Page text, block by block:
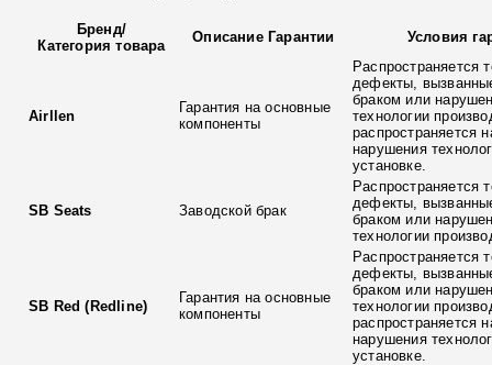
Бренд/
Категория товара
Описание Гарантии Условия
Airllen
Гарантия на основные
компоненты
Распространяется
дефекты,
браком или
технологии
распространяется
нарушения
установке.
SB Seats Заводской брак
Распространяется
дефекты,
браком или
технологии
SB Red (Redline)
Гарантия на основные
компоненты
Распространяется
дефекты,
браком или
технологии
распространяется
нарушения
установке.